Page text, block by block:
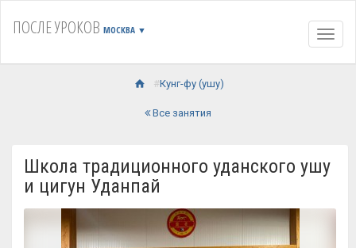
ПОСЛЕ УРОКОВ МОСКВА ▼
Кунг-фу (ушу)
Все занятия
Школа традиционного уданского ушу
и цигун Уданпай